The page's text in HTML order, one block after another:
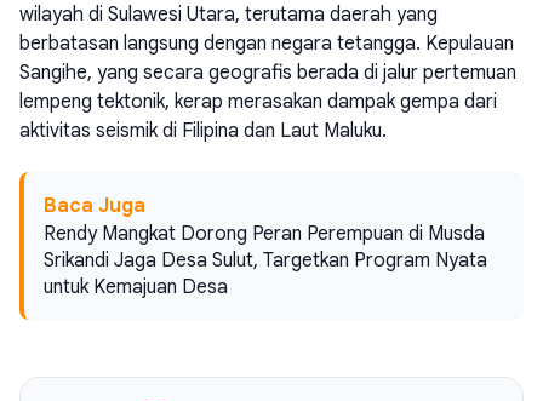
wilayah di Sulawesi Utara, terutama daerah yang
berbatasan langsung dengan negara tetangga. Kepulauan
Sangihe, yang secara geografis berada di jalur pertemuan
lempeng tektonik, kerap merasakan dampak gempa dari
aktivitas seismik di Filipina dan Laut Maluku.
Baca Juga
Rendy Mangkat Dorong Peran Perempuan di Musda
Srikandi Jaga Desa Sulut, Targetkan Program Nyata
untuk Kemajuan Desa